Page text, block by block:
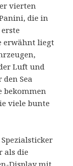
vierten
die in
erwähnt liegt
Luft und
Sea
bekommen
viele bunte
als die